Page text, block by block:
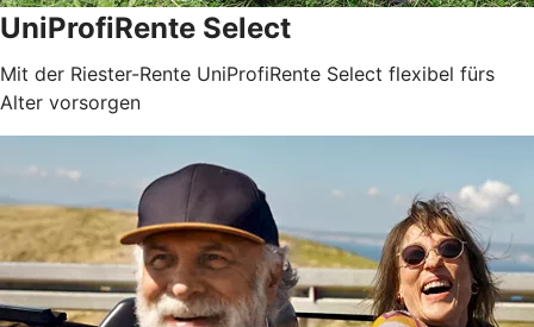
UniProfiRente Select
Mit der Riester-Rente UniProfiRente Select flexibel fürs
Alter vorsorgen